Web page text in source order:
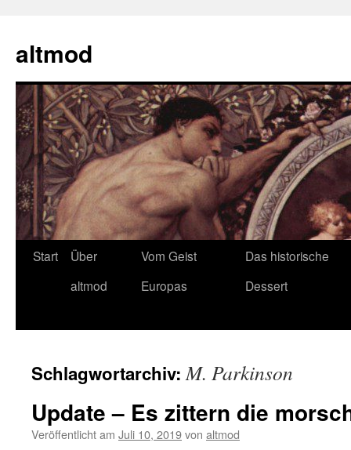
springen
altmod
Start
Über
altmod
Vom Geist
Europas
Das historische
Dessert
Schlagwortarchiv:M. Parkinson
Update – Es zittern die
Veröffentlicht am Juli 10, 2019von altmod